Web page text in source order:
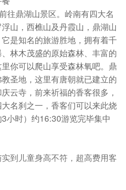
往鼎湖山景区。岭南有四大名
山，西樵山及丹霞山，鼎湖山
是知名的旅游胜地，拥有着千
林木茂盛的原始森林、丰富的
你可以爬山享受森林氧吧。鼎
圣地，这里有唐朝就已建立的
云寺，前来祈福的香客很多，
名刹之一，香客们可以来此烧
小时）约16:30游览完毕集中
到儿童身高不符，超高费用客